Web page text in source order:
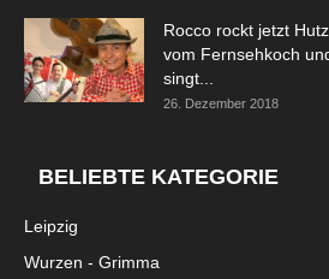
Rocco rockt jetzt
vom Fernsehkoch
singt...
26. Dezember 2018
BELIEBTE KATEGORIE
Leipzig
Wurzen - Grimma